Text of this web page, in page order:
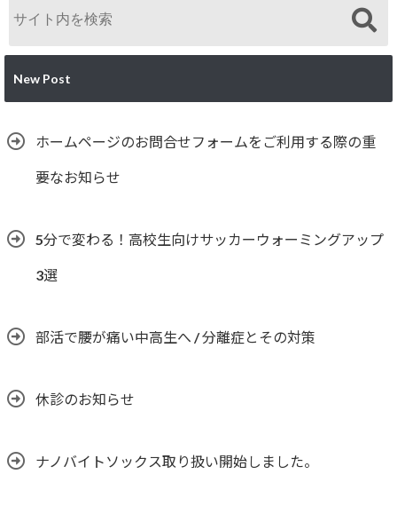
New Post
ホームページのお問合せフォームをご利用する際の重
要なお知らせ
5分で変わる！高校生向けサッカーウォーミングアップ
3選
部活で腰が痛い中高生へ / 分離症とその対策
休診のお知らせ
ナノバイトソックス取り扱い開始しました。